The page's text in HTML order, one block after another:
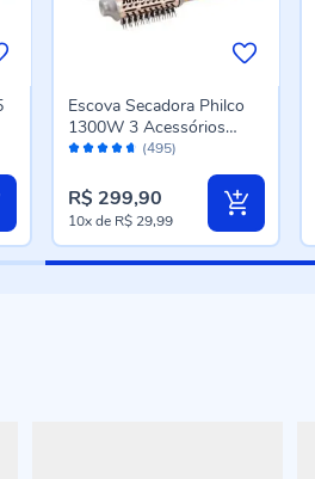
Avaliação: (495)
Escova Secadora Philco
1300W 3 Acessórios
Pes19sg - Bivolt
R$ 299,90
10xde R$ 29,99